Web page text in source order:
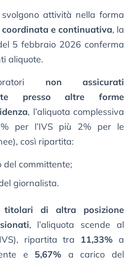
attività nella forma
e continuativa, la
5 febbraio 2026 conferma
aliquote.
non assicurati
presso altre forme
, l’aliquota complessiva
per l’IVS più 2% per le
così ripartita:
del committente;
giornalista.
titolari di altra posizione
, l’aliquota scende al
ripartita tra 11,33% a
e 5,67% a carico del